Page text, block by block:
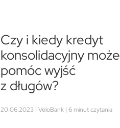
Czy i kiedy kredyt
konsolidacyjny może
pomóc wyjść
z długów?
20.06.2023 | VeloBank | 6 minut czytania